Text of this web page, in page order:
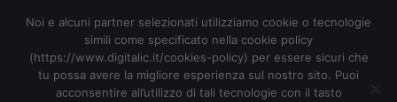
MENU
Noi e alcuni partner selezionati utilizziamo cookie o tecnologie
simili come specificato nella cookie policy
(https://www.digitalic.it/cookies-policy) per essere sicuri che
tu possa avere la migliore esperienza sul nostro sito. Puoi
acconsentire all’utilizzo di tali tecnologie con il tasto